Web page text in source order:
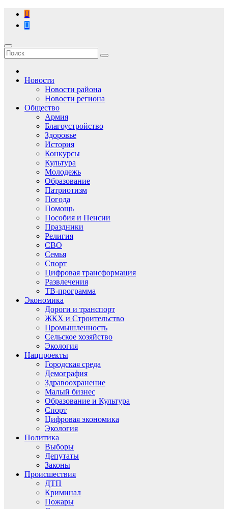
Перейти
содержимому
Новости
Новости района
Новости региона
Общество
Армия
Благоустройство
Здоровье
История
Конкурсы
Культура
Молодежь
Образование
Патриотизм
Погода
Помощь
Пособия и Пенсии
Праздники
Религия
СВО
Семья
Спорт
Цифровая трансформация
Развлечения
ТВ-программа
Экономика
Дороги и транспорт
ЖКХ и Строительство
Промышленность
Сельское хозяйство
Экология
Нацпроекты
Городская среда
Демография
Здравоохранение
Малый бизнес
Образование и Культура
Спорт
Цифровая экономика
Экология
Политика
Выборы
Депутаты
Законы
Происшествия
ДТП
Криминал
Пожары